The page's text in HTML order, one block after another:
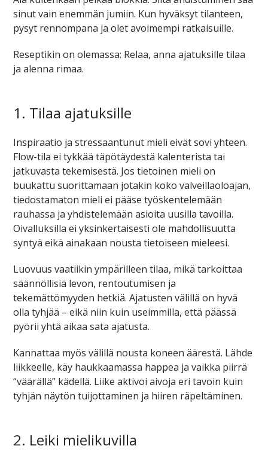
sinut vain enemmän jumiin. Kun hyväksyt tilanteen,
pysyt rennompana ja olet avoimempi ratkaisuille.
Reseptikin on olemassa: Relaa, anna ajatuksille tilaa
ja alenna rimaa.
1. Tilaa ajatuksille
Inspiraatio ja stressaantunut mieli eivät sovi yhteen.
Flow-tila ei tykkää täpötäydestä kalenterista tai
jatkuvasta tekemisestä. Jos tietoinen mieli on
buukattu suorittamaan jotakin koko valveillaoloajan,
tiedostamaton mieli ei pääse työskentelemään
rauhassa ja yhdistelemään asioita uusilla tavoilla.
Oivalluksilla ei yksinkertaisesti ole mahdollisuutta
syntyä eikä ainakaan nousta tietoiseen mieleesi.
Luovuus vaatiikin ympärilleen tilaa, mikä tarkoittaa
säännöllisiä levon, rentoutumisen ja
tekemättömyyden hetkiä. Ajatusten välillä on hyvä
olla tyhjää – eikä niin kuin useimmilla, että päässä
pyörii yhtä aikaa sata ajatusta.
Kannattaa myös välillä nousta koneen äärestä. Lähde
liikkeelle, käy haukkaamassa happea ja vaikka piirrä
“väärällä” kädellä. Liike aktivoi aivoja eri tavoin kuin
tyhjän näytön tuijottaminen ja hiiren räpeltäminen.
2. Leiki mielikuvilla